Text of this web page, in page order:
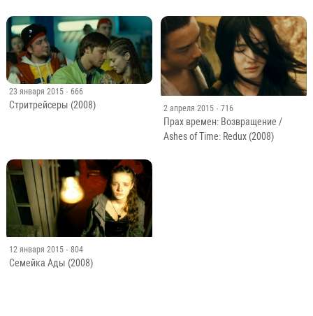
23 января 2015 · 666
Стритрейсеры (2008) 2 апреля 2015 · 716
Прах времен: Возвращение /
Ashes of Time: Redux (2008)
12 января 2015 · 804
Семейка Ады (2008)